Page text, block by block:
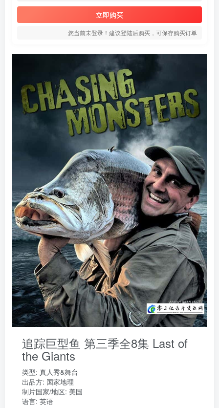
立即购买
您当前未登录！建议登陆后购买，可保存购买订单
追踪巨型鱼 第三季全8集 Last of
the Giants
类型: 真人秀&舞台
出品方: 国家地理
制片国家/地区: 美国
语言: 英语